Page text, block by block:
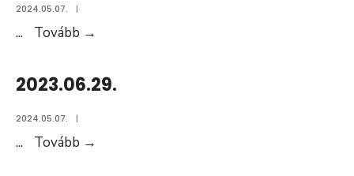
2024.05.07. |
... Tovább →
2023.06.29.
2024.05.07. |
... Tovább →